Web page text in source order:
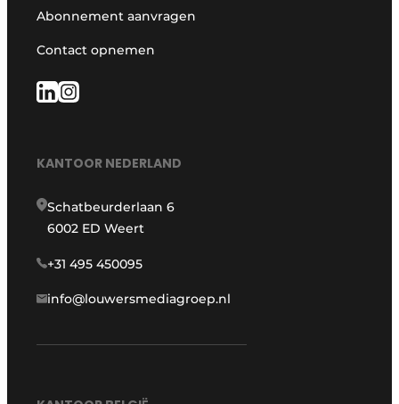
Abonnement aanvragen
Contact opnemen
KANTOOR NEDERLAND
Schatbeurderlaan 6
6002 ED Weert
+31 495 450095
info@louwersmediagroep.nl